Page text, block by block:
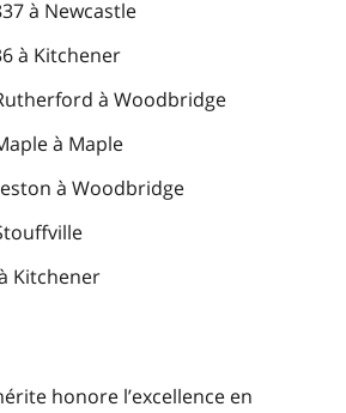
à Newcastle
à Kitchener
à Woodbridge
à Maple
à Woodbridge
Kitchener
honore l’excellence en